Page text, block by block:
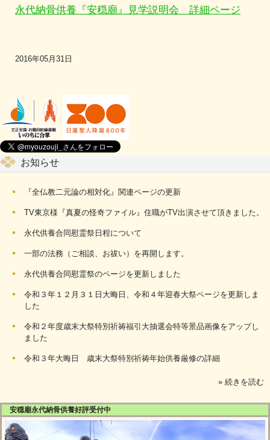
永代納骨供養『安穏廟』見学説明会 詳細ページ
2016年05月31日
お知らせ
『全仏教二元論の相対化』関連ページの更新
TV東京様『真夏の怪奇ファイル』住職がTV出演させて頂きました。
永代供養合同慰霊祭日程について
一部の法務（ご相談、お祓い）を再開します。
永代供養合同慰霊祭のページを更新しました
令和３年１２月３１日大晦日、令和４年迎春大祭ページを更新しま
した
令和２年度歳末大祭特別祈祷福引大抽選会特等景品画像をアップし
ました
令和３年大晦日 歳末大祭特別祈祷年始供養厳修の詳細
» 続きを読む
安穏廟永代納骨供養好評受付中